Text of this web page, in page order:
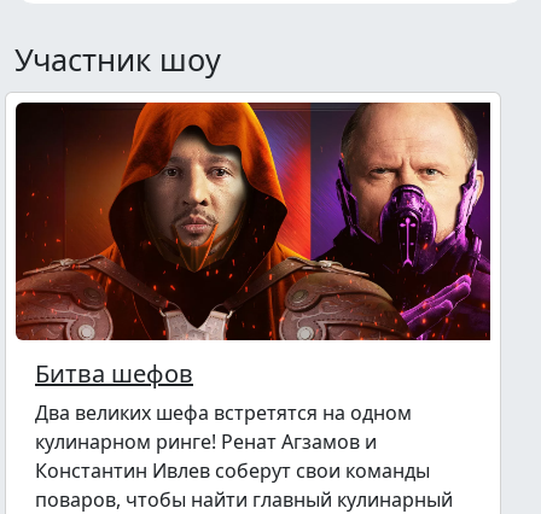
Участник шоу
Битва шефов
Два великих шефа встретятся на одном
кулинарном ринге! Ренат Агзамов и
Константин Ивлев соберут свои команды
поваров, чтобы найти главный кулинарный